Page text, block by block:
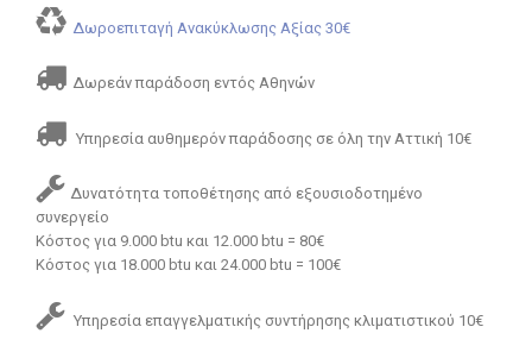
Δωροεπιταγή Ανακύκλωσης Αξίας 30€
Δωρεάν παράδοση εντός Αθηνών
Υπηρεσία αυθημερόν παράδοσης σε όλη την Αττική 10€
Δυνατότητα τοποθέτησης από εξουσιοδοτημένο
συνεργείο
Κόστος για 9.000 btu και 12.000 btu = 80€
Κόστος για 18.000 btu και 24.000 btu = 100€
Υπηρεσία επαγγελματικής συντήρησης κλιματιστικού 10€